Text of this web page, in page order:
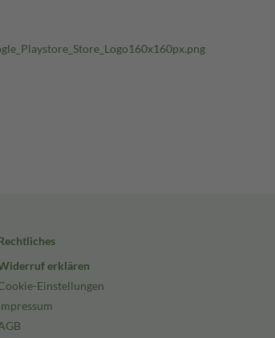
erklären
Einstellungen